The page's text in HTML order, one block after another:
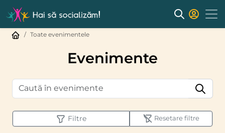
Toate evenimentele
Evenimente
Filtre Resetare filtre